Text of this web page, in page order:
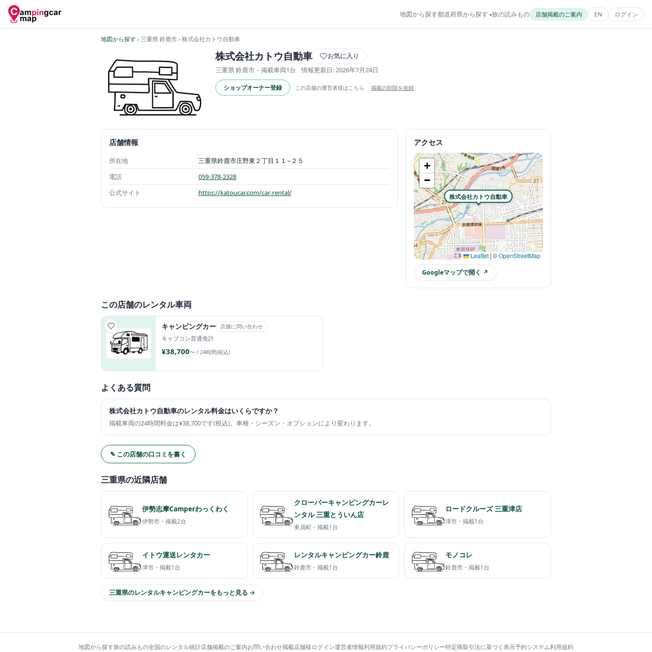
地図から探す都道府県から探す 旅の読みもの 店舗掲載のご案内 EN ログイン
地図から探す› 三重県 鈴鹿市› 株式会社カトウ自動車
株式会社カトウ自動車 お気に入り
三重県 鈴鹿市・掲載車両1台 情報更新日: 2026年7月24日
ショップオーナー登録 この店舗の運営者様はこちら 掲載の削除を依頼
店舗情報
所在地
三重県鈴鹿市庄野東２丁目１１−２５
電話
059-378-2328
公式サイト
https://katoucar.com/car-rental/
アクセス
株式会社カトウ自動車
+
−
Leaflet | ©OpenStreetMap
Googleマップで開く ↗
この店舗のレンタル車両
キャンピングカー 店舗に問い合わせ
キャブコン普通免許
¥38,700〜 / 24時間(税込)
よくある質問
株式会社カトウ自動車のレンタル料金はいくらですか？
掲載車両の24時間料金は¥38,700です(税込)。車種・シーズン・オプションにより変わります。
✎ この店舗の口コミを書く
三重県の近隣店舗
伊勢志摩Camperわっくわく
伊勢市・ 掲載2台
クローバーキャンピングカーレ
ンタル 三重とういん店
東員町・ 掲載1台
ロードクルーズ 三重津店
津市・掲載1台
イトウ運送レンタカー
津市・ 掲載1台
レンタルキャンピングカー鈴鹿
鈴鹿市・ 掲載1台
モノコレ
鈴鹿市・掲載1台
三重県のレンタルキャンピングカーをもっと見る →
地図から探す旅の読みもの全国のレンタル統計店舗掲載のご案内お問い合わせ掲載店舗様ログイン運営者情報利用規約プライバシーポリシー特定商取引法に基づく表示予約システム利用規約